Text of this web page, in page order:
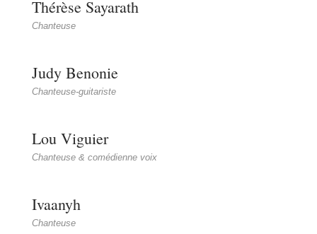
Thérèse Sayarath
Chanteuse
Judy Benonie
Chanteuse-guitariste
Lou Viguier
Chanteuse & comédienne voix
Ivaanyh
Chanteuse